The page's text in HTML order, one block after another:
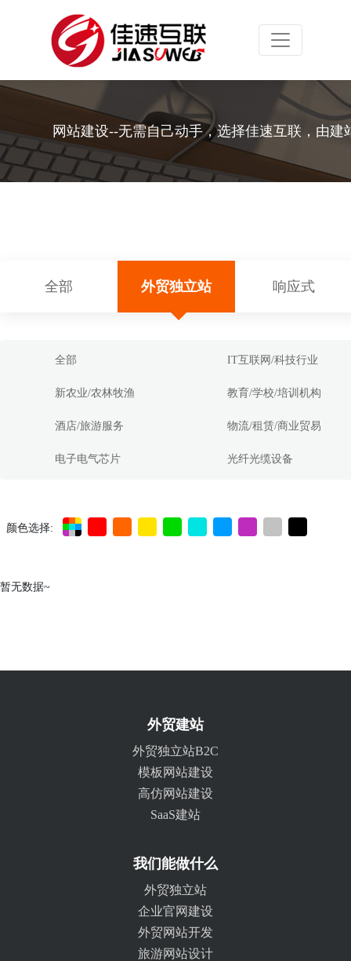
Toggle
网站建设--无需自己动手，选择佳速互联，由建
全部 外贸独立站 响应式
全部 IT互联网/科技行业
新农业/农林牧渔 教育/学校/培训机构
酒店/旅游服务 物流/租赁/商业贸易
电子电气芯片 光纤光缆设备
颜色选择:
暂无数据~
外贸建站
外贸独立站B2C
模板网站建设
高仿网站建设
SaaS建站
我们能做什么
外贸独立站
企业官网建设
外贸网站开发
旅游网站设计